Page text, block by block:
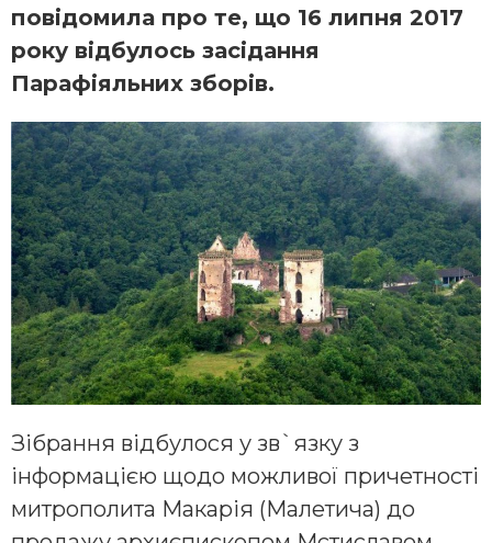
повідомила про те, що 16 липня 2017
року відбулось засідання
Парафіяльних зборів.
Зібрання відбулося у зв`язку з
інформацією щодо можливої причетності
митрополита Макарія (Малетича) до